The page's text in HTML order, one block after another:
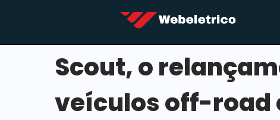
Scout, o
veículos off-road